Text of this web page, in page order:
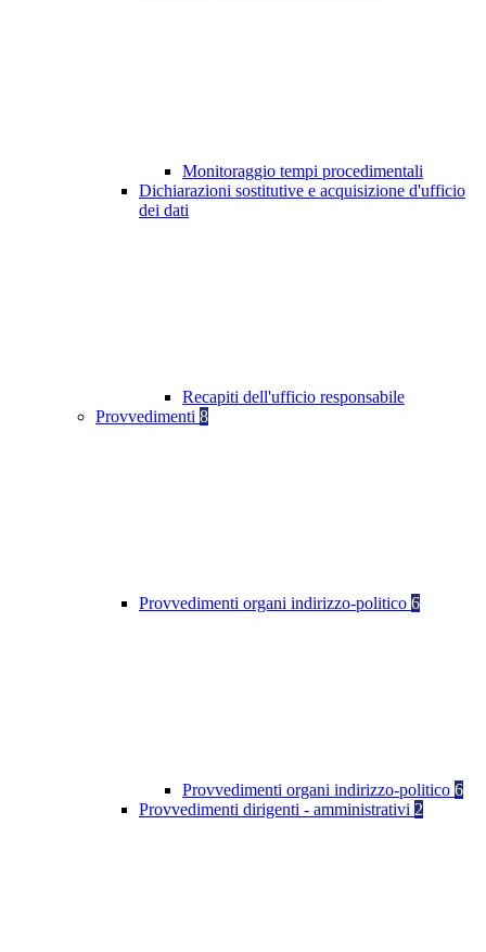
Monitoraggio tempi procedimentali
Dichiarazioni sostitutive e acquisizione d'ufficio
dei dati
Recapiti dell'ufficio responsabile
Provvedimenti 8
Provvedimenti organi indirizzo-politico 6
Provvedimenti organi indirizzo-politico 6
Provvedimenti dirigenti - amministrativi 2